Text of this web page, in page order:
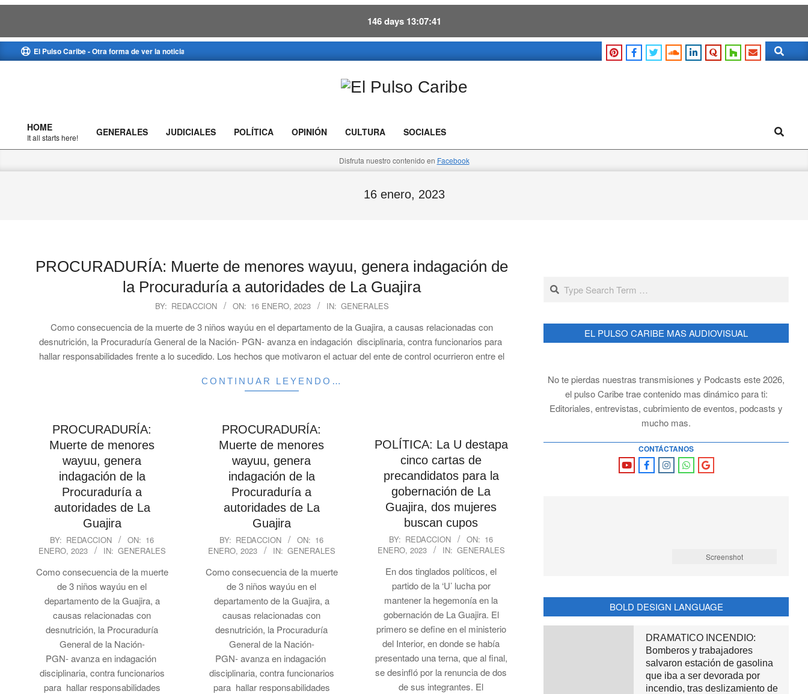
146 days 13 07 40
to
El Pulso Caribe - Otra forma de ver la noticia Search
Caribe
Primary
Navigation
HOME
It all starts here! GENERALES JUDICIALES POLÍTICA OPINIÓN CULTURA SOCIALES Search
Disfruta nuestro contenido en Facebook
16 enero, 2023
PROCURADURÍA: Muerte de menores wayuu, genera indagación de
la Procuraduría a autoridades de La Guajira
BY: REDACCION ON: 16 ENERO, 2023 IN: GENERALES
Como consecuencia de la muerte de 3 niños wayúu en el departamento de la Guajira, a causas relacionadas con
desnutrición, la Procuraduría General de la Nación- PGN- avanza en indagación disciplinaria, contra funcionarios para
hallar responsabilidades frente a lo sucedido. Los hechos que motivaron el actuar del ente de control ocurrieron entre el
CONTINUAR LEYENDO…
PROCURADURÍA:
Muerte de menores
wayuu, genera
indagación de la
Procuraduría a
autoridades de La
Guajira
2023-
01-
16
BY: REDACCION ON: 16
ENERO, 2023
IN: GENERALES
Como consecuencia de la muerte
de 3 niños wayúu en el
departamento de la Guajira, a
causas relacionadas con
desnutrición, la Procuraduría
General de la Nación-
PGN- avanza en indagación
disciplinaria, contra funcionarios
para hallar responsabilidades
PROCURADURÍA:
Muerte de menores
wayuu, genera
indagación de la
Procuraduría a
autoridades de La
Guajira
2023-
01-
16
BY: REDACCION ON: 16
ENERO, 2023
IN: GENERALES
Como consecuencia de la muerte
de 3 niños wayúu en el
departamento de la Guajira, a
causas relacionadas con
desnutrición, la Procuraduría
General de la Nación-
PGN- avanza en indagación
disciplinaria, contra funcionarios
para hallar responsabilidades
POLÍTICA: La U destapa
cinco cartas de
precandidatos para la
gobernación de La
Guajira, dos mujeres
buscan cupos
2023-
01-
BY: REDACCION ON: 16
ENERO, 2023
IN: GENERALES
En dos tinglados políticos, el
partido de la ‘U’ lucha por
mantener la hegemonía en la
gobernación de La Guajira. El
primero se define en el ministerio
del Interior, en donde se había
presentado una terna, que al final,
se desinfló por la renuncia de dos
de sus integrantes. El
Search
EL PULSO CARIBE MAS AUDIOVISUAL
No te pierdas nuestras transmisiones y Podcasts este 2026,
el pulso Caribe trae contenido mas dinámico para ti:
Editoriales, entrevistas, cubrimiento de eventos, podcasts y
mucho mas.
CONTÁCTANOS
Screenshot
BOLD DESIGN LANGUAGE
DRAMATICO INCENDIO:
Bomberos y trabajadores
salvaron estación de gasolina
que iba a ser devorada por
incendio, tras deslizamiento de